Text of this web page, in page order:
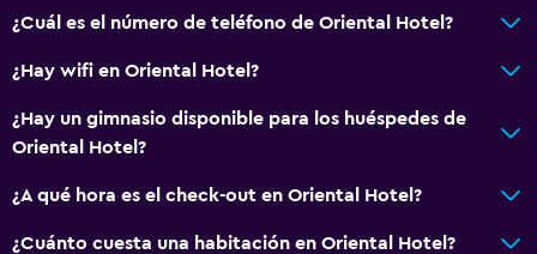
¿Cuál es el número de teléfono de Oriental Hotel?
¿Hay wifi en Oriental Hotel?
¿Hay un gimnasio disponible para los huéspedes de
Oriental Hotel?
¿A qué hora es el check-out en Oriental Hotel?
¿Cuánto cuesta una habitación en Oriental Hotel?